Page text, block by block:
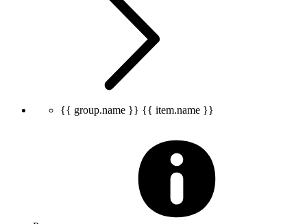
{{ group.name }} {{ item.name }}